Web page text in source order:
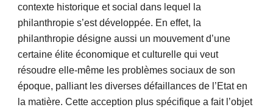
contexte historique et social dans lequel la
philanthropie s’est développée. En effet, la
philanthropie désigne aussi un mouvement d’une
certaine élite économique et culturelle qui veut
résoudre elle-même les problèmes sociaux de son
époque, palliant les diverses défaillances de l’Etat en
la matière. Cette acception plus spécifique a fait l’objet